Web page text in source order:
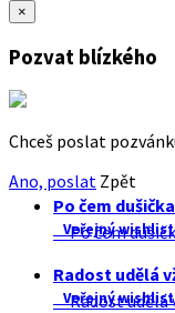
×
Pozvat blízkého
Chceš poslat
Ano, poslat Zpět
Po čem
Veřejný wishlist
Po čem
Radost udělá
Veřejný wishlist
Radost udělá